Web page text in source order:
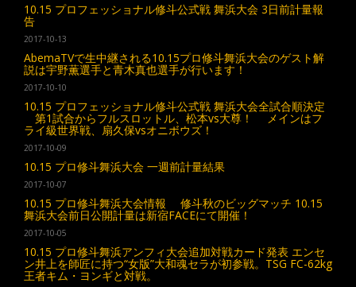
10.15 プロフェッショナル修斗公式戦 舞浜大会 3日前計量報
告
2017-10-13
AbemaTVで生中継される10.15プロ修斗舞浜大会のゲスト解
説は宇野薫選手と青木真也選手が行います！
2017-10-10
10.15 プロフェッショナル修斗公式戦 舞浜大会全試合順決定
第1試合からフルスロットル、松本vs大尊！ メインはフ
ライ級世界戦、扇久保vsオニボウズ！
2017-10-09
10.15 プロ修斗舞浜大会 一週前計量結果
2017-10-07
10.15 プロ修斗舞浜大会情報 修斗秋のビッグマッチ 10.15
舞浜大会前日公開計量は新宿FACEにて開催！
2017-10-05
10.15 プロ修斗舞浜アンフィ大会追加対戦カード発表 エンセ
ン井上を師匠に持つ“女版”大和魂セラが初参戦。TSG FC-62kg
王者キム・ヨンギと対戦。